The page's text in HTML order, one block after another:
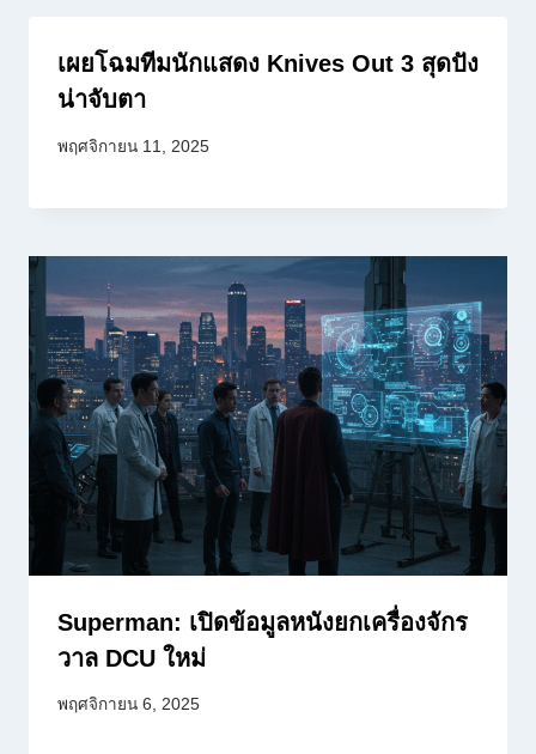
เผยโฉมทีมนักแสดง Knives Out 3 สุดปัง
น่าจับตา
พฤศจิกายน 11, 2025
Superman: เปิดข้อมูลหนังยกเครื่องจักร
วาล DCU ใหม่
พฤศจิกายน 6, 2025